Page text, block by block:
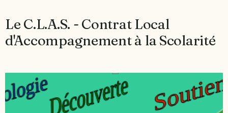
Le C.L.A.S. - Contrat Local
d'Accompagnement à la Scolarité